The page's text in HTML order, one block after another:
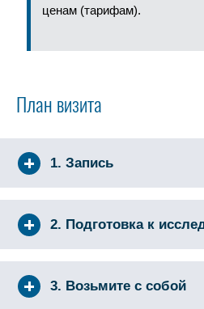
ценам (тарифам).
План визита
1. Запись
2. Подготовка к
3. Возьмите с собой